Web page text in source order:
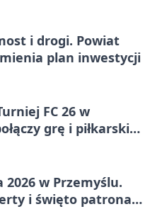
i drogi. Powiat
plan inwestycji
FC 26 w
grę i piłkarski
w Przemyślu.
i święto patrona